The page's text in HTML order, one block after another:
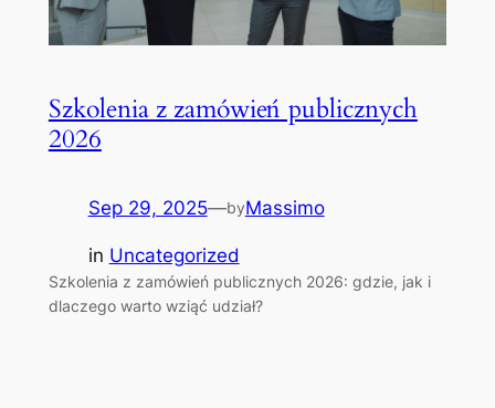
Szkolenia z zamówień publicznych
2026
Sep 29, 2025—byMassimo
in Uncategorized
Szkolenia z zamówień publicznych 2026: gdzie, jak i
dlaczego warto wziąć udział?